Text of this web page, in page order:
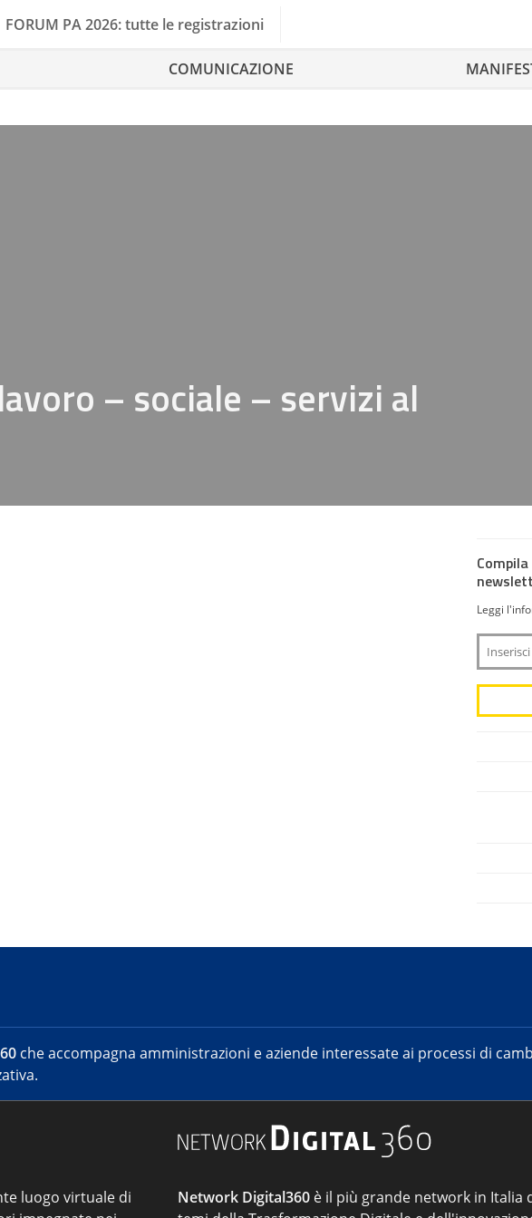
FORUM PA 2026: tutte le registrazioni
COMUNICAZIONE
– sociale – servizi al
Leggi
che accompagna amministrazioni e aziende interessate ai processi di
luogo virtuale di
Network Digital360 è il più grande network in Italia